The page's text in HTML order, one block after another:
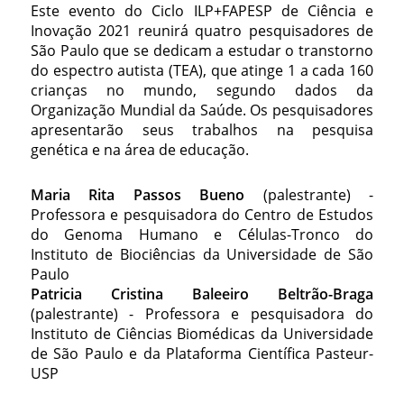
Este evento do Ciclo ILP+FAPESP de Ciência e
Inovação 2021 reunirá quatro pesquisadores de
São Paulo que se dedicam a estudar o transtorno
do espectro autista (TEA), que atinge 1 a cada 160
crianças no mundo, segundo dados da
Organização Mundial da Saúde. Os pesquisadores
apresentarão seus trabalhos na pesquisa
genética e na área de educação.
Maria Rita Passos Bueno (palestrante) -
Professora e pesquisadora do Centro de Estudos
do Genoma Humano e Células-Tronco do
Instituto de Biociências da Universidade de São
Paulo
Patricia Cristina Baleeiro Beltrão-Braga
(palestrante) - Professora e pesquisadora do
Instituto de Ciências Biomédicas da Universidade
de São Paulo e da Plataforma Científica Pasteur-
USP